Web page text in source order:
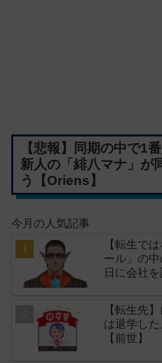
【悲報】同期の中で1
新人の「緋八マナ」が
う【Oriens】
今月の人気記事
【転生で
ール」の
日に会社
【転生先
は退学し
【前世】